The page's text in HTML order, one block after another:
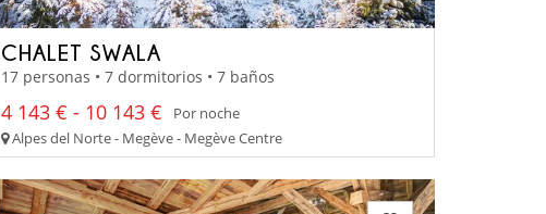
CHALET SWALA
17 personas • 7 dormitorios • 7 baños
4 143 € - 10 143 €
Por noche
Alpes del Norte - Megève - Megève Centre